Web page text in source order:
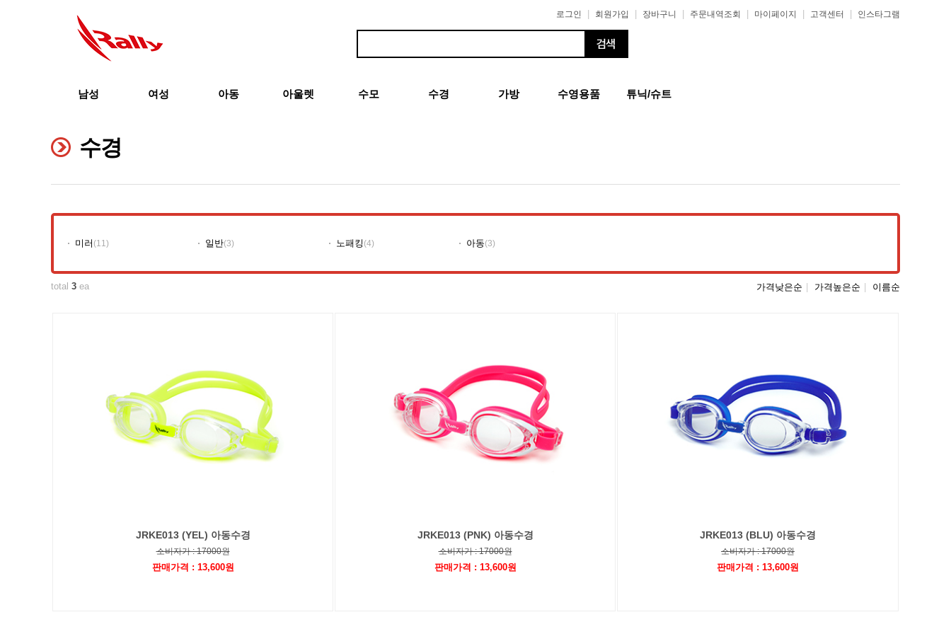
로그인 회원가입 장바구니 주문내역조회 마이페이지 고객센터 인스타그램
남성 여성 아동 아울렛 수모 수경 가방 수영용품 튜닉/슈트
수경
미러 (11) 일반(3) 노패킹 (4) 아동(3)
total 3 ea 가격낮은순 가격높은순 이름순
JRKE013 (YEL) 아동수경
소비자가 : 17000원
판매가격 : 13,600원
JRKE013 (PNK) 아동수경
소비자가 : 17000원
판매가격 : 13,600원
JRKE013 (BLU) 아동수경
소비자가 : 17000원
판매가격 : 13,600원